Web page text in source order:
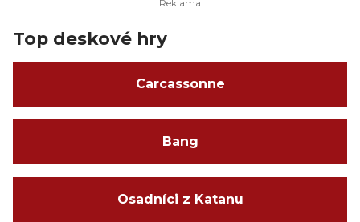
Top deskové hry
Carcassonne
Bang
Osadníci z Katanu